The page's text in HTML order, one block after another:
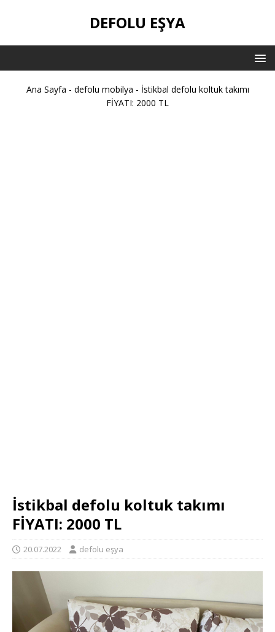
DEFOLU EŞYA
Ana Sayfa - defolu mobilya - İstikbal defolu koltuk takımı
FİYATI: 2000 TL
İstikbal defolu koltuk takımı
FİYATI: 2000 TL
20.07.2022 defolu eşya